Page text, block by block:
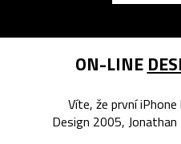
ON-LINE
Víte, že první
Design 2005,